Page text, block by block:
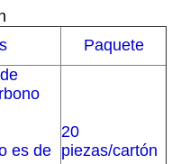
Paquete
es de
20
piezas/cartón